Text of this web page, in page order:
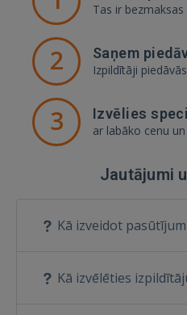
Tas ir bezmaksas
2 Saņem
Izpildītāji
3 Izvēlies
ar labāko cenu
Jautājumi
Kā izveidot
Kā izvēlēties